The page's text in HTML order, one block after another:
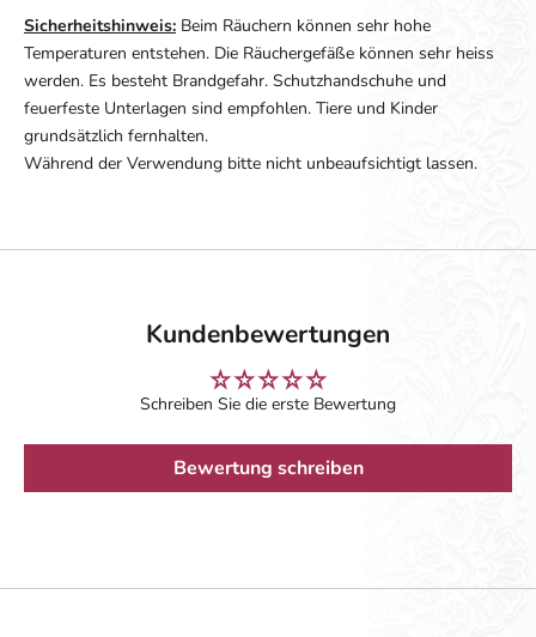
Sicherheitshinweis: Beim Räuchern können sehr hohe
Temperaturen entstehen. Die Räuchergefäße können sehr heiss
werden. Es besteht Brandgefahr. Schutzhandschuhe und
feuerfeste Unterlagen sind empfohlen. Tiere und Kinder
grundsätzlich fernhalten.
Während der Verwendung bitte nicht unbeaufsichtigt lassen.
Kundenbewertungen
Schreiben Sie die erste Bewertung
Bewertung schreiben